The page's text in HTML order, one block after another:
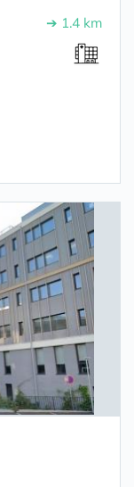
➔ 1.4 km